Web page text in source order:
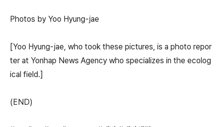
Photos by Yoo Hyung-jae
[Yoo Hyung-jae, who took these pictures, is a photo repor
ter at Yonhap News Agency who specializes in the ecolog
ical field.]
(END)